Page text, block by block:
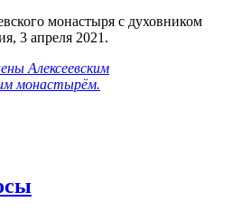
монастыря с духовником
3 апреля 2021.
Алексеевским
монастырём.